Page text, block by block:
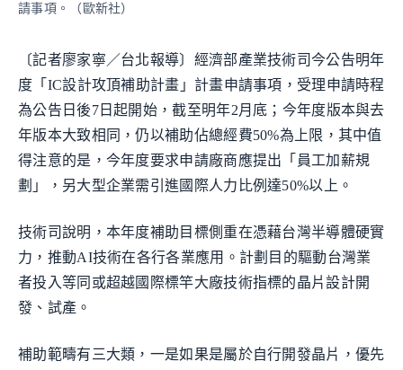
請事項。（歐新社）
〔記者廖家寧／台北報導〕經濟部產業技術司今公告明年
度「IC設計攻頂補助計畫」計畫申請事項，受理申請時程
為公告日後7日起開始，截至明年2月底；今年度版本與去
年版本大致相同，仍以補助佔總經費50%為上限，其中值
得注意的是，今年度要求申請廠商應提出「員工加薪規
劃」，另大型企業需引進國際人力比例達50%以上。
技術司說明，本年度補助目標側重在憑藉台灣半導體硬實
力，推動AI技術在各行各業應用。計劃目的驅動台灣業
者投入等同或超越國際標竿大廠技術指標的晶片設計開
發、試產。
補助範疇有三大類，一是如果是屬於自行開發晶片，優先